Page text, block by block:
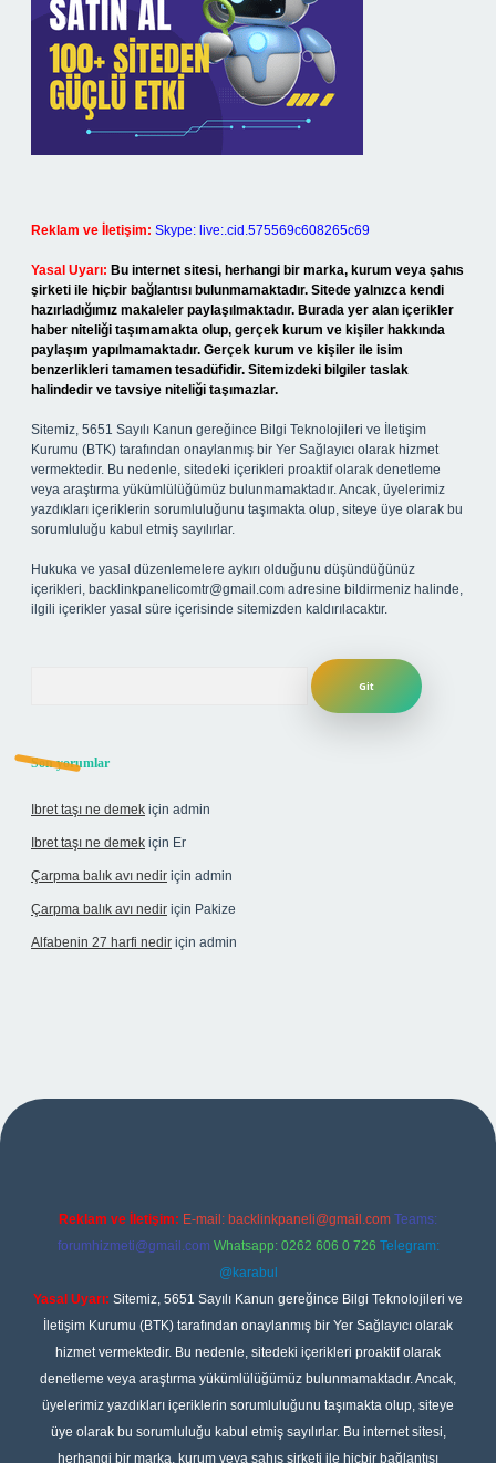
Reklam ve İletişim: Skype: live:.cid.575569c608265c69
Yasal Uyarı: Bu internet sitesi, herhangi bir marka, kurum veya şahıs
şirketi ile hiçbir bağlantısı bulunmamaktadır. Sitede yalnızca kendi
hazırladığımız makaleler paylaşılmaktadır. Burada yer alan içerikler
haber niteliği taşımamakta olup, gerçek kurum ve kişiler hakkında
paylaşım yapılmamaktadır. Gerçek kurum ve kişiler ile isim
benzerlikleri tamamen tesadüfidir. Sitemizdeki bilgiler taslak
halindedir ve tavsiye niteliği taşımazlar.
Sitemiz, 5651 Sayılı Kanun gereğince Bilgi Teknolojileri ve İletişim
Kurumu (BTK) tarafından onaylanmış bir Yer Sağlayıcı olarak hizmet
vermektedir. Bu nedenle, sitedeki içerikleri proaktif olarak denetleme
veya araştırma yükümlülüğümüz bulunmamaktadır. Ancak, üyelerimiz
yazdıkları içeriklerin sorumluluğunu taşımakta olup, siteye üye olarak bu
sorumluluğu kabul etmiş sayılırlar.
Hukuka ve yasal düzenlemelere aykırı olduğunu düşündüğünüz
içerikleri, backlinkpanelicomtr@gmail.com adresine bildirmeniz halinde,
ilgili içerikler yasal süre içerisinde sitemizden kaldırılacaktır.
Son yorumlar
Ibret taşı ne demek için admin
Ibret taşı ne demek için Er
Çarpma balık avı nedir için admin
Çarpma balık avı nedir için Pakize
Alfabenin 27 harfi nedir için admin
Reklam ve İletişim: E-mail: backlinkpaneli@gmail.com Teams:
forumhizmeti@gmail.com Whatsapp: 0262 606 0 726 Telegram:
@karabul
Yasal Uyarı: Sitemiz, 5651 Sayılı Kanun gereğince Bilgi Teknolojileri ve
İletişim Kurumu (BTK) tarafından onaylanmış bir Yer Sağlayıcı olarak
hizmet vermektedir. Bu nedenle, sitedeki içerikleri proaktif olarak
denetleme veya araştırma yükümlülüğümüz bulunmamaktadır. Ancak,
üyelerimiz yazdıkları içeriklerin sorumluluğunu taşımakta olup, siteye
üye olarak bu sorumluluğu kabul etmiş sayılırlar. Bu internet sitesi,
herhangi bir marka, kurum veya şahıs şirketi ile hiçbir bağlantısı